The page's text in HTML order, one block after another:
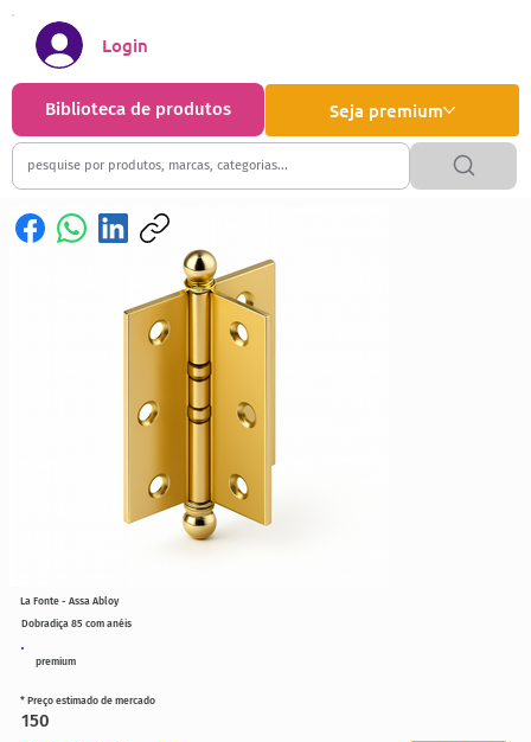
Seja premium
Biblioteca de produtos
Login
premium
Dobradiça 85 com anéis
* Preço estimado de mercado
150
La Fonte - Assa Abloy